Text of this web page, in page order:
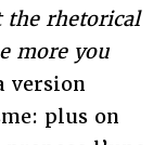
the rhetorical
more you
plus on